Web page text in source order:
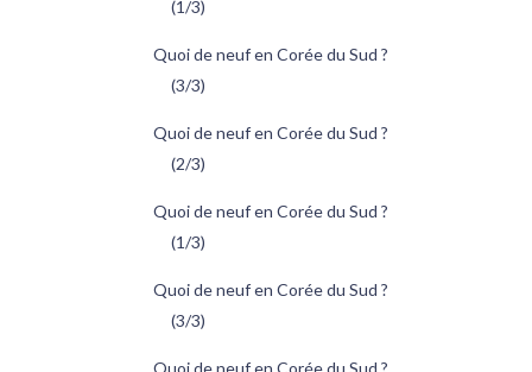
(1/3)
Quoi de neuf en Corée du Sud ?
(3/3)
Quoi de neuf en Corée du Sud ?
(2/3)
Quoi de neuf en Corée du Sud ?
(1/3)
Quoi de neuf en Corée du Sud ?
(3/3)
Quoi de neuf en Corée du Sud ?